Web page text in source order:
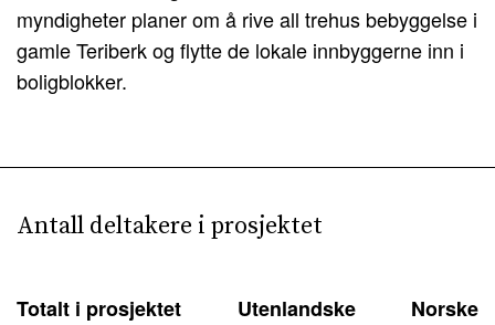
myndigheter planer om å rive all trehus bebyggelse i
gamle Teriberk og flytte de lokale innbyggerne inn i
boligblokker.
Antall deltakere i prosjektet
Totalt i prosjektet Utenlandske Norske